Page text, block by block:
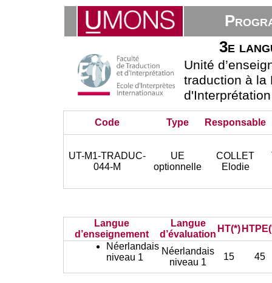
3e
Unité
traduction à la
Code Type Responsable
UT-M1-TRADUC-
044-M
UE
optionnelle
COLLET
Elodie
Langue
d’enseignement
Langue
d’évaluation
HT(*)
Néerlandais
niveau 1
Néerlandais
niveau 1
15 45